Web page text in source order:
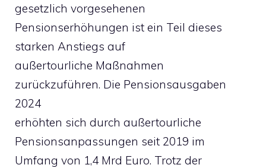
gesetzlich vorgesehenen
Pensionserhöhungen ist ein Teil dieses
starken Anstiegs auf
außertourliche Maßnahmen
zurückzuführen. Die Pensionsausgaben
2024
erhöhten sich durch außertourliche
Pensionsanpassungen seit 2019 im
Umfang von 1,4 Mrd Euro. Trotz der